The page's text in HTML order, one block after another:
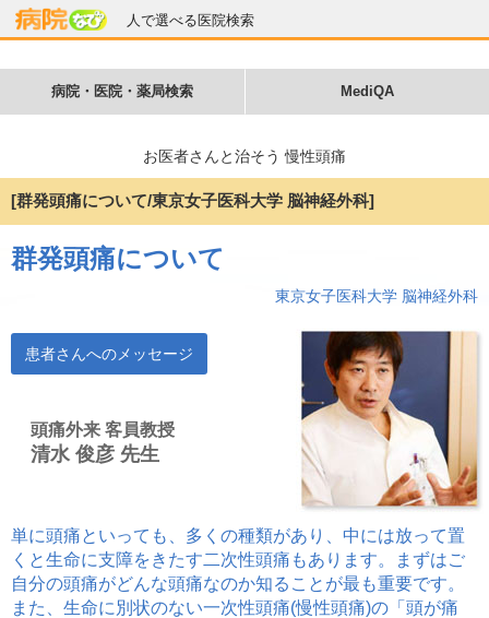
人で選べる医院検索
病院・医院・薬局検索 MediQA
お医者さんと治そう 慢性頭痛
[群発頭痛について/東京女子医科大学 脳神経外科]
群発頭痛について
東京女子医科大学 脳神経外科
患者さんへのメッセージ
頭痛外来 客員教授
清水 俊彦 先生
単に頭痛といっても、多くの種類があり、中には放って置
くと生命に支障をきたす二次性頭痛もあります。まずはご
自分の頭痛がどんな頭痛なのか知ることが最も重要です。
また、生命に別状のない一次性頭痛(慢性頭痛)の「頭が痛